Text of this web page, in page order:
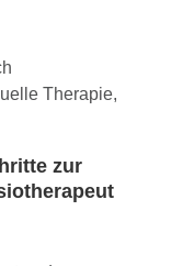
Therapie,
zur